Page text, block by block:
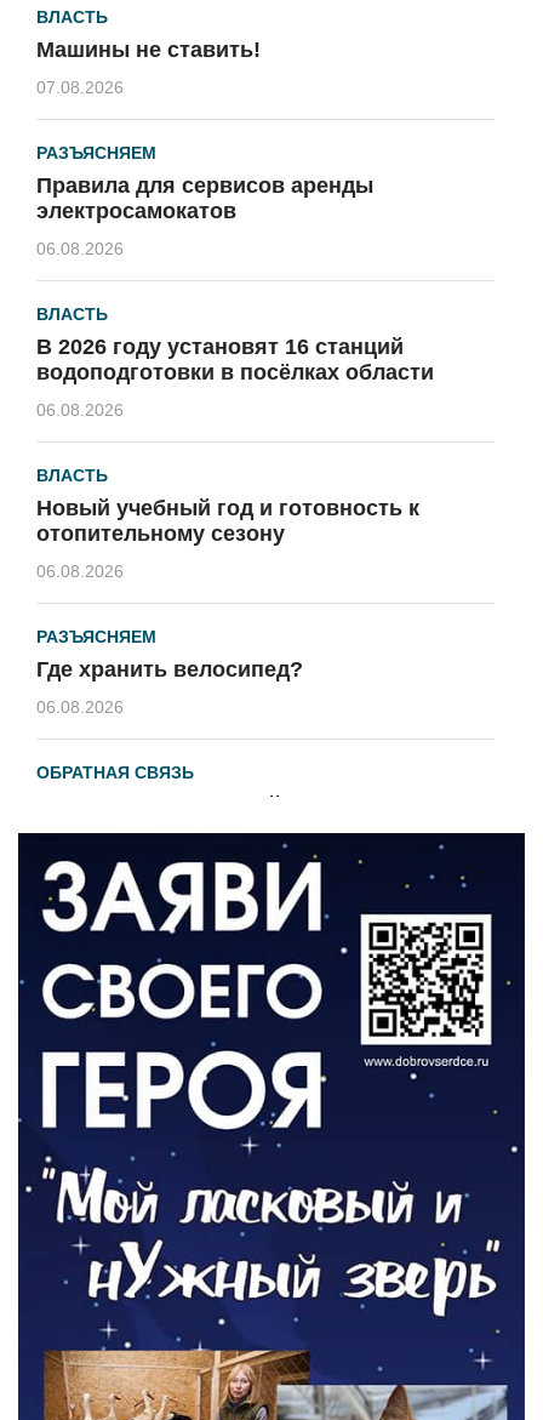
ВЛАСТЬ
Машины не ставить!
07.08.2026
РАЗЪЯСНЯЕМ
Правила для сервисов аренды
электросамокатов
06.08.2026
ВЛАСТЬ
В 2026 году установят 16 станций
водоподготовки в посёлках области
06.08.2026
ВЛАСТЬ
Новый учебный год и готовность к
отопительному сезону
06.08.2026
РАЗЪЯСНЯЕМ
Где хранить велосипед?
06.08.2026
ОБРАТНАЯ СВЯЗЬ
Администрация онлайн
ВЛАСТЬ
День памяти и «Симфония народов»
06.08.2026
Новый настил на экотропе
05.08.2026